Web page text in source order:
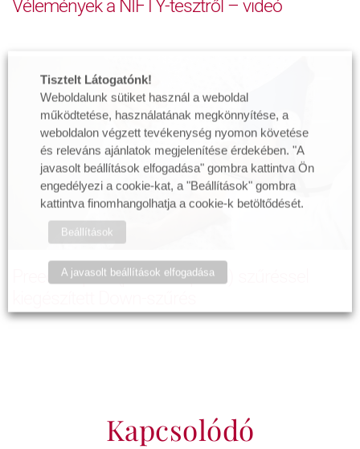
Vélemények a NIFTY-tesztről – videó
Preeclampsia (preeklampszia) szűréssel
Kapcsolódó
Tisztelt Látogatónk!
Weboldalunk sütiket használ a weboldal
működtetése, használatának megkönnyítése, a
weboldalon végzett tevékenység nyomon követése
és releváns ajánlatok megjelenítése érdekében. "A
javasolt beállítások elfogadása" gombra kattintva Ön
engedélyezi a cookie-kat, a "Beállítások" gombra
kattintva finomhangolhatja a cookie-k betöltődését.
Beállítások
A javasolt beállítások elfogadása